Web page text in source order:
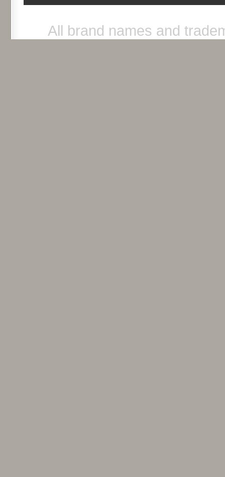
All brand names and